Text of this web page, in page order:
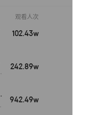
观看人次
102.43w
242.89w
942.49w